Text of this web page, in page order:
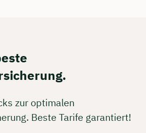
zur optimalen
Beste Tarife garantiert!